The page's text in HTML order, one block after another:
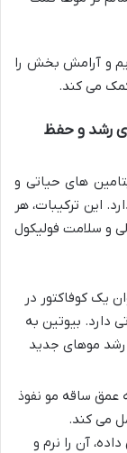
و آرامش بخش را
می کند.
رشد و حفظ
های حیاتی و
این ترکیبات، هر
و سلامت فولیکول
یک کوفاکتور در
دارد. بیوتین به
موهای جدید
عمق ساقه مو نفوذ
می کند.
آن را نرم و